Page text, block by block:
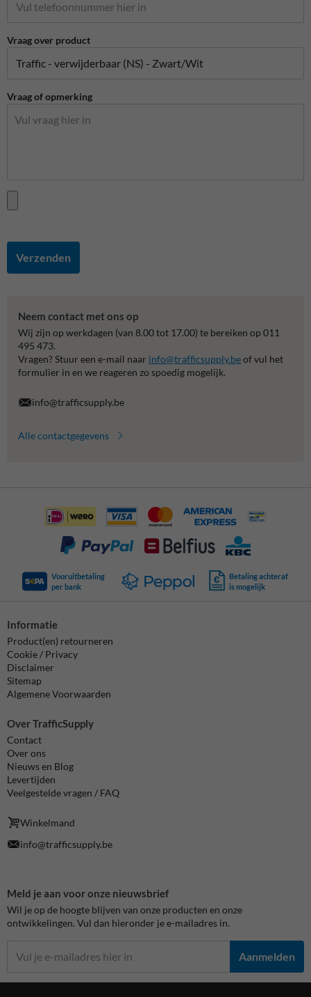
Vraag over product
Vraag of opmerking
Verzenden
Neem contact met ons op
Wij zijn op werkdagen (van 8.00 tot 17.00) te bereiken op 011
495 473.
Vragen? Stuur een e-mail naar info@trafficsupply.beof vul het
formulier in en we reageren zo spoedig mogelijk.
info@trafficsupply.be
Alle contactgegevens
Vooruitbetaling
per bank
Betaling achteraf
is mogelijk
Informatie
Product(en) retourneren
Cookie / Privacy
Disclaimer
Sitemap
Algemene Voorwaarden
Over TrafficSupply
Contact
Over ons
Nieuws en Blog
Levertijden
Veelgestelde vragen / FAQ
Winkelmand
info@trafficsupply.be
Meld je aan voor onze nieuwsbrief
Wil je op de hoogte blijven van onze producten en onze
ontwikkelingen. Vul dan hieronder je e-mailadres in.
Aanmelden